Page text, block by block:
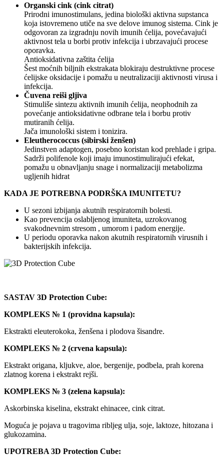
Organski cink (cink citrat)
Prirodni imunostimulans, jedina biološki aktivna supstanca
koja istovremeno utiče na sve delove imunog sistema. Cink je
odgovoran za izgradnju novih imunih ćelija, povećavajući
aktivnost tela u borbi protiv infekcija i ubrzavajući procese
oporavka.
Antioksidativna zaštita ćelija
Šest moćnih biljnih ekstrakata blokiraju destruktivne procese
ćelijske oksidacije i pomažu u neutralizaciji aktivnosti virusa i
infekcija.
Čuvena reiši gljiva
Stimuliše sintezu aktivnih imunih ćelija, neophodnih za
povećanje antioksidativne odbrane tela i borbu protiv
mutiranih ćelija.
Jača imunološki sistem i tonizira.
Eleutherococcus (sibirski ženšen)
Jedinstven adaptogen, posebno koristan kod prehlade i gripa.
Sadrži polifenole koji imaju imunostimulirajući efekat,
pomažu u obnavljanju snage i normalizaciji metabolizma
ugljenih hidrat
KADA JE POTREBNA PODRŠKA IMUNITETU?
U sezoni izbijanja akutnih respiratornih bolesti.
Kao prevencija oslabljenog imuniteta, uzrokovanog
svakodnevnim stresom , umorom i padom energije.
U periodu oporavka nakon akutnih respiratornih virusnih i
bakterijskih infekcija.
SASTAV 3D Protection Cube:
KOMPLEKS № 1 (providna kapsula):
Ekstrakti eleuterokoka, ženšena i plodova šisandre.
KOMPLEKS № 2 (crvena kapsula):
Ekstrakt origana, kljukve, aloe, bergenije, podbela, prah korena
zlatnog korena i ekstrakt rejši.
KOMPLEKS № 3 (zelena kapsula):
Askorbinska kiselina, ekstrakt ehinacee, cink citrat.
Moguća je pojava u tragovima ribljeg ulja, soje, laktoze, hitozana i
glukozamina.
UPOTREBA 3D Protection Cube: